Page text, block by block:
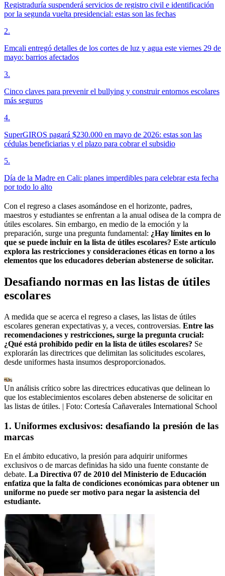
Registraduría suspenderá servicios de registro civil e identificación
por la segunda vuelta presidencial: estas son las fechas
2.
Emcali entregó detalles de los cortes de luz y agua este viernes 29 de
mayo: barrios afectados
3.
Cinco claves para prevenir el bullying y construir entornos escolares
más seguros
4.
SuperGIROS pagará $230.000 en mayo de 2026: estas son las
cédulas beneficiarias y el plazo para cobrar el subsidio
5.
Día de la Madre en Cali: planes imperdibles para celebrar esta fecha
por todo lo alto
Con el regreso a clases asomándose en el horizonte, padres,
maestros y estudiantes se enfrentan a la anual odisea de la compra de
útiles escolares. Sin embargo, en medio de la emoción y la
preparación, surge una pregunta fundamental: ¿Hay límites en lo
que se puede incluir en la lista de útiles escolares? Este artículo
explora las restricciones y consideraciones éticas en torno a los
elementos que los educadores deberían abstenerse de solicitar.
Desafiando normas en las listas de útiles
escolares
A medida que se acerca el regreso a clases, las listas de útiles
escolares generan expectativas y, a veces, controversias. Entre las
recomendaciones y restricciones, surge la pregunta crucial:
¿Qué está prohibido pedir en la lista de útiles escolares? Se
explorarán las directrices que delimitan las solicitudes escolares,
desde uniformes hasta insumos desproporcionados.
Un análisis crítico sobre las directrices educativas que delinean lo
que los establecimientos escolares deben abstenerse de solicitar en
las listas de útiles. | Foto: Cortesía Cañaverales International School
1. Uniformes exclusivos: desafiando la presión de las
marcas
En el ámbito educativo, la presión para adquirir uniformes
exclusivos o de marcas definidas ha sido una fuente constante de
debate. La Directiva 07 de 2010 del Ministerio de Educación
enfatiza que la falta de condiciones económicas para obtener un
uniforme no puede ser motivo para negar la asistencia del
estudiante.